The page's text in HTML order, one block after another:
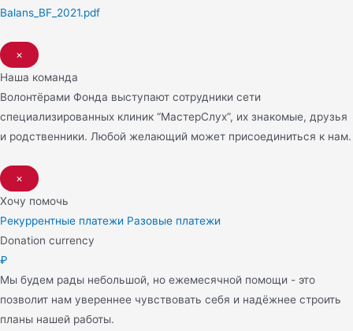
Balans_BF_2021.pdf
×
Наша команда
Волонтёрами Фонда выступают сотрудники сети
специализированных клиник “МастерСлух”, их знакомые, друзья
и родственники. Любой желающий может присоединиться к нам.
×
Хочу помочь
Рекуррентные платежи Разовые платежи
Donation currency
₽
Мы будем рады небольшой, но ежемесячной помощи - это
позволит нам увереннее чувствовать себя и надёжнее строить
планы нашей работы.